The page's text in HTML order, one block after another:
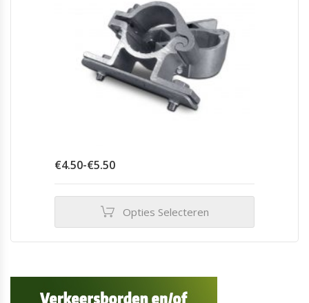
€4.50-€5.50Prijsklasse:
€5.50
Opties Selecteren
meerdere
variaties.